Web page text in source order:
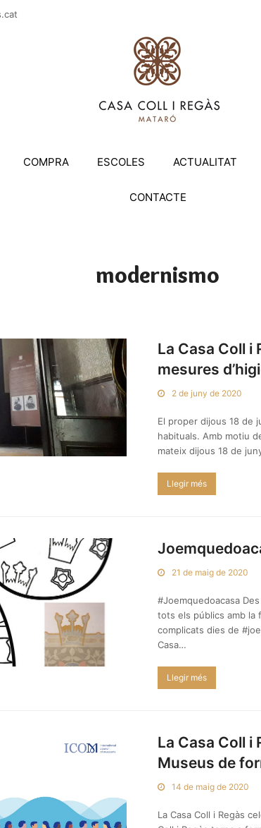
COMPRA ESCOLES ACTUALITAT
CONTACTE
modernismo
La Casa Coll i
mesures
2 de juny de 2020
El proper dijous 18 de
habituals. Amb motiu
mateix dijous 18 de
Llegir més
21 de maig de 2020
#Joemquedoacasa
tots els públics amb la
complicats dies de
Casa…
Llegir més
La Casa Coll i
Museus de
14 de maig de 2020
La Casa Coll i Regàs